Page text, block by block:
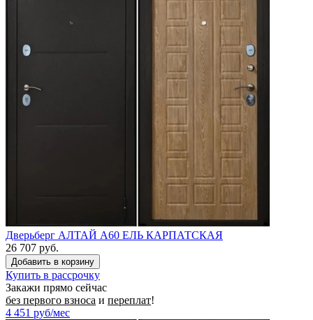
Дверьберг АЛТАЙ А60 ЕЛЬ КАРПАТСКАЯ
26 707 руб.
Купить в рассрочку
Закажи прямо сейчас
без первого взноса и переплат!
4 451 руб/мес